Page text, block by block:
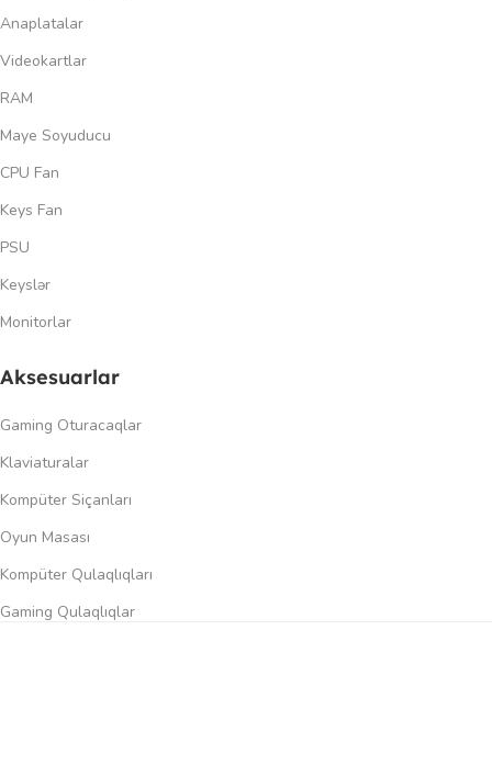
Anaplatalar
Videokartlar
RAM
Maye Soyuducu
CPU Fan
Keys Fan
PSU
Keyslər
Monitorlar
Aksesuarlar
Gaming Oturacaqlar
Klaviaturalar
Kompüter Siçanları
Oyun Masası
Kompüter Qulaqlıqları
Gaming Qulaqlıqlar